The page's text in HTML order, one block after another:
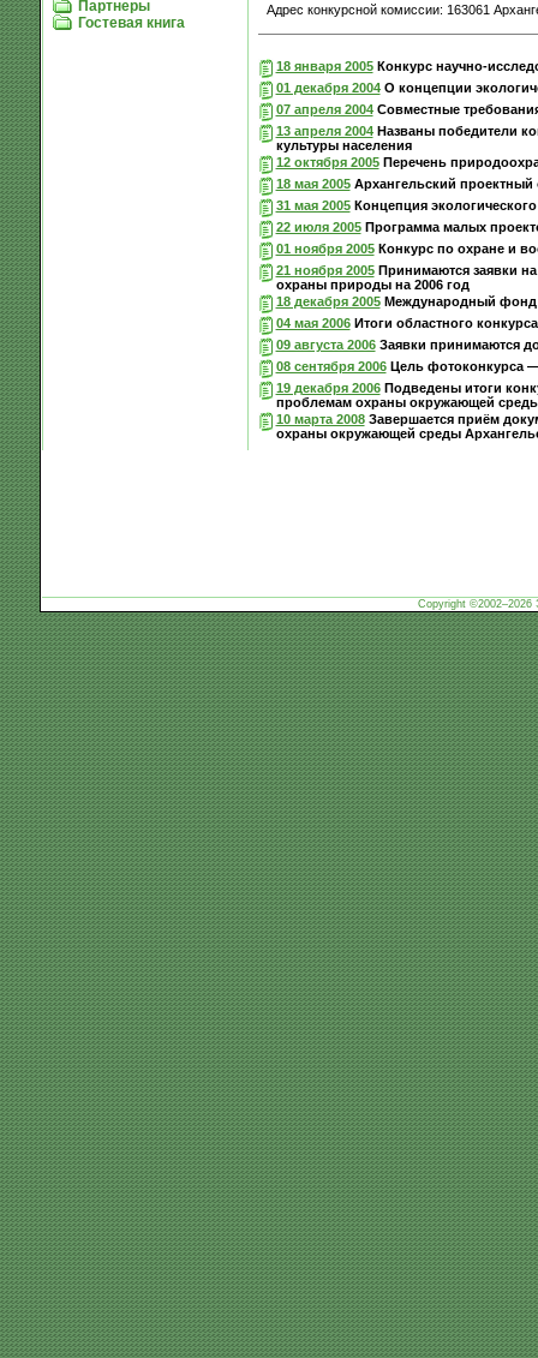
Партнеры
Гостевая книга
Адрес конкурсной комиссии: 163061
18 января 2005Конкурс научно-
01 декабря 2004О концепции
07 апреля 2004Совместные
13 апреля 2004Названы победители
культуры населения
12 октября 2005Перечень
18 мая 2005Архангельский проектный
31 мая 2005Концепция экологического
22 июля 2005Программа малых
01 ноября 2005Конкурс по охране и
21 ноября 2005Принимаются заявки
охраны природы на 2006 год
18 декабря 2005Международный фонд
04 мая 2006Итоги областного
09 августа 2006Заявки принимаются до
08 сентября 2006Цель фотоконкурса
19 декабря 2006Подведены итоги
проблемам охраны окружающей
10 марта 2008Завершается приём
охраны окружающей среды
Copyright ©2002–2026